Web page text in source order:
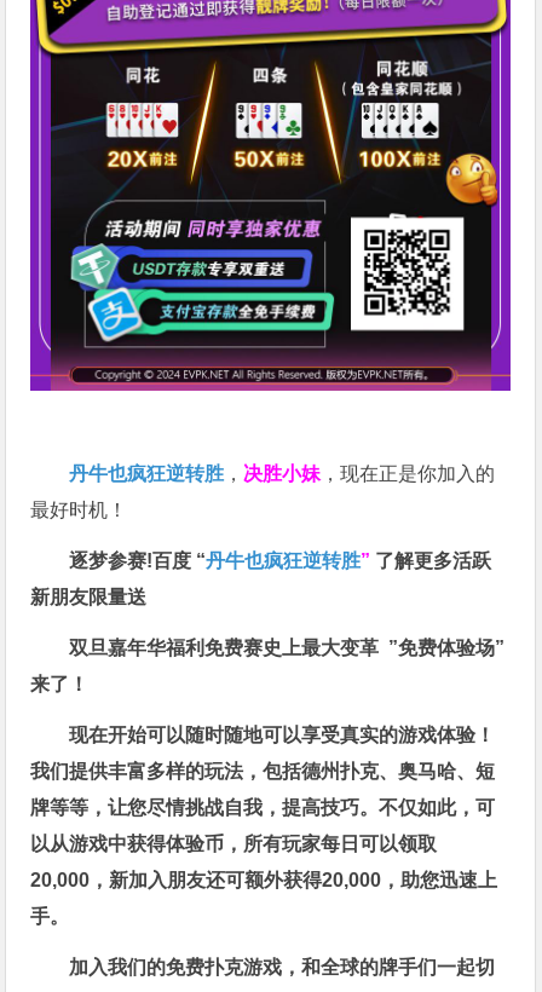
丹牛也疯狂逆转胜，决胜小妹，现在正是你加入的
最好时机！
逐梦参赛!百度 “丹牛也疯狂逆转胜” 了解更多活跃
新朋友限量送
双旦嘉年华福利免费赛史上最大变革 ”免费体验场”
来了！
现在开始可以随时随地可以享受真实的游戏体验！
我们提供丰富多样的玩法，包括德州扑克、奥马哈、短
牌等等，让您尽情挑战自我，提高技巧。不仅如此，可
以从游戏中获得体验币，所有玩家每日可以领取
20,000，新加入朋友还可额外获得20,000，助您迅速上
手。
加入我们的免费扑克游戏，和全球的牌手们一起切